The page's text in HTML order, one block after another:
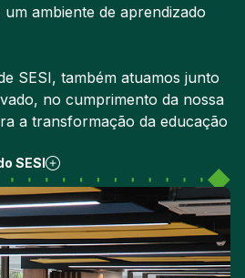
ambiente de aprendizado
SESI, também atuamos junto
no cumprimento da nossa
a transformação da educação
SESI